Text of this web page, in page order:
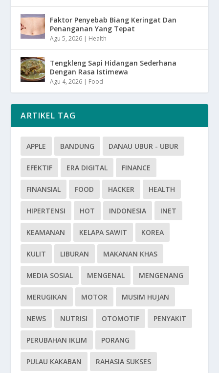
Faktor Penyebab Biang Keringat Dan
Penanganan Yang Tepat
Agu 5, 2026 | Health
Tengkleng Sapi Hidangan Sederhana
Dengan Rasa Istimewa
Agu 4, 2026 | Food
ARTIKEL TAG
APPLE BANDUNG DANAU UBUR - UBUR
EFEKTIF ERA DIGITAL FINANCE
FINANSIAL FOOD HACKER HEALTH
HIPERTENSI HOT INDONESIA INET
KEAMANAN KELAPA SAWIT KOREA
KULIT LIBURAN MAKANAN KHAS
MEDIA SOSIAL MENGENAL MENGENANG
MERUGIKAN MOTOR MUSIM HUJAN
NEWS NUTRISI OTOMOTIF PENYAKIT
PERUBAHAN IKLIM PORANG
PULAU KAKABAN RAHASIA SUKSES